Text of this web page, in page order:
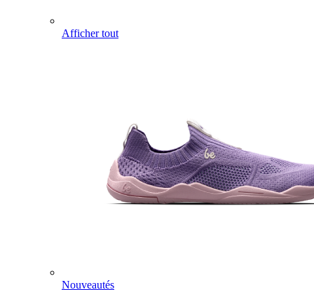
Afficher tout
Nouveautés